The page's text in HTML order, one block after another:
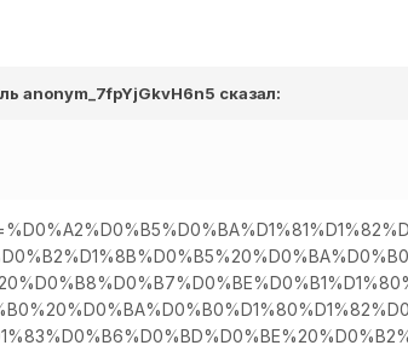
anonym_7fpYjGkvH6n5 сказал: